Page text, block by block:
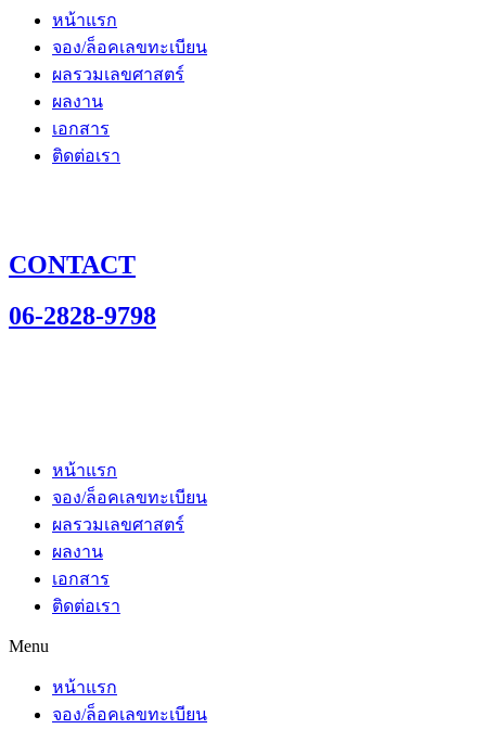
หน้าแรก
จอง/ล็อคเลขทะเบียน
ผลรวมเลขศาสตร์
ผลงาน
เอกสาร
ติดต่อเรา
CONTACT
06-2828-9798
หน้าแรก
จอง/ล็อคเลขทะเบียน
ผลรวมเลขศาสตร์
ผลงาน
เอกสาร
ติดต่อเรา
Menu
หน้าแรก
จอง/ล็อคเลขทะเบียน